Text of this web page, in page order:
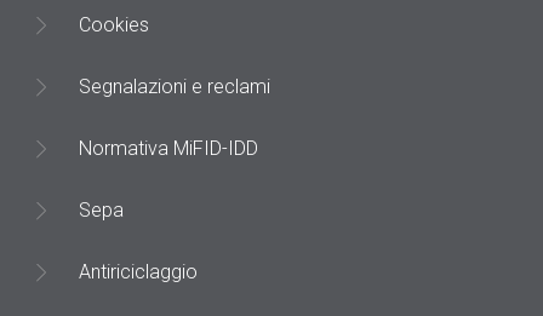
Cookies
Segnalazioni e reclami
Normativa MiFID-IDD
Sepa
Antiriciclaggio